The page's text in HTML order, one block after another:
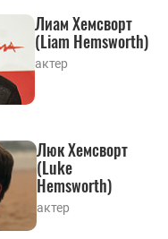
Лиам Хемсворт
(Liam Hemsworth)
актер
Люк Хемсворт
(Luke
Hemsworth)
актер